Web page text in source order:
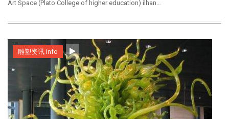
Art Space (Plato College of higher education) ilhan…
雕塑资讯 Info